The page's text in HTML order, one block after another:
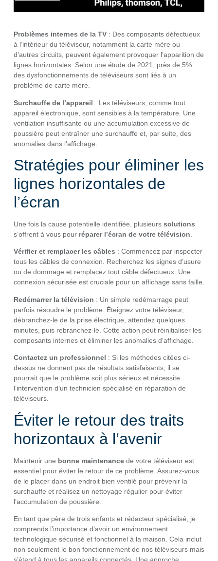
Problèmes internes de la TV : Des composants défectueux
à l’intérieur du téléviseur, notamment la carte mère ou
d’autres circuits, peuvent également provoquer l’apparition de
lignes horizontales. Selon une étude de 2021, près de 5%
des dysfonctionnements de téléviseurs sont liés à un
problème de carte mère.
Surchauffe de l’appareil : Les téléviseurs, comme tout
appareil électronique, sont sensibles à la température. Une
ventilation insuffisante ou une accumulation excessive de
poussière peut entraîner une surchauffe et, par suite, des
anomalies dans l’affichage.
Stratégies pour éliminer les
lignes horizontales de
l’écran
Une fois la cause potentielle identifiée, plusieurs solutions
s’offrent à vous pour réparer l’écran de votre télévision
Vérifier et remplacer les câbles : Commencez par inspecter
tous les câbles de connexion. Recherchez les signes d’usure
ou de dommage et remplacez tout câble défectueux. Une
connexion sécurisée est cruciale pour un affichage sans faille.
Redémarrer la télévision : Un simple redémarrage peut
parfois résoudre le problème. Éteignez votre téléviseur,
débranchez-le de la prise électrique, attendez quelques
minutes, puis rebranchez-le. Cette action peut réinitialiser les
composants internes et éliminer les anomalies d’affichage.
Contactez un professionnel : Si les méthodes citées ci-
dessus ne donnent pas de résultats satisfaisants, il se
pourrait que le problème soit plus sérieux et nécessite
l’intervention d’un technicien spécialisé en réparation de
téléviseurs.
Éviter le retour des traits
horizontaux à l’avenir
Maintenir une bonne maintenance de votre téléviseur est
essentiel pour éviter le retour de ce problème. Assurez-vous
de le placer dans un endroit bien ventilé pour prévenir la
surchauffe et réalisez un nettoyage régulier pour éviter
l’accumulation de poussière.
En tant que père de trois enfants et rédacteur spécialisé, je
comprends l’importance d’avoir un environnement
technologique sécurisé et fonctionnel à la maison. Cela inclut
non seulement le bon fonctionnement de nos téléviseurs mais